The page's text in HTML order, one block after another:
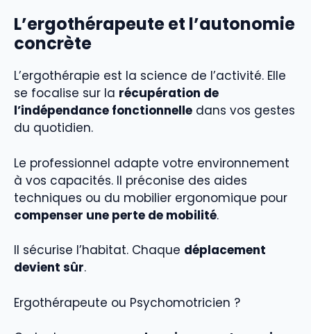
L’ergothérapeute et l’autonomie
concrète
L’ergothérapie est la science de l’activité. Elle
se focalise sur la récupération de
l’indépendance fonctionnelle dans vos gestes
du quotidien.
Le professionnel adapte votre environnement
à vos capacités. Il préconise des aides
techniques ou du mobilier ergonomique pour
compenser une perte de mobilité.
Il sécurise l’habitat. Chaque déplacement
devient sûr.
Ergothérapeute ou Psychomotricien ?